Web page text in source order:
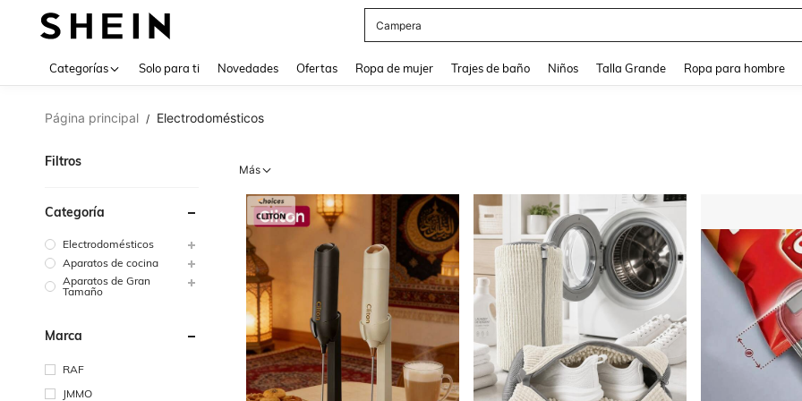
Campera
Categorías Solo para ti Novedades Ofertas Ropa de mujer Trajes de baño Niños Talla Grande Ropa para hombre
Página principal / Electrodomésticos
Filtros
Categoría
Electrodomésticos
Aparatos de cocina
Aparatos de Gran
Tamaño
Marca
RAF
JMMO
Más